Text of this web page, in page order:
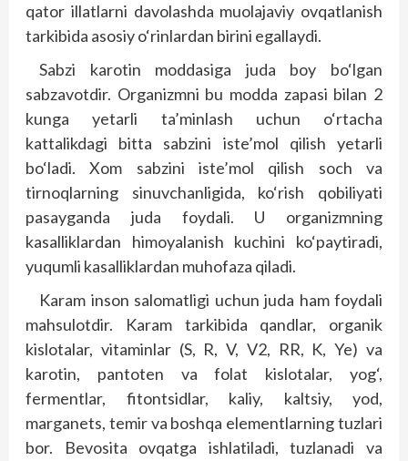
qator illatlarni davolashda muolajaviy ovqatlanish
tarkibida asosiy o‘rinlardan birini egallaydi.
Sabzi karotin moddasiga juda boy bo‘lgan
sabzavotdir. Organizmni bu modda zapasi bilan 2
kunga yetarli ta’minlash uchun o‘rtacha
kattalikdagi bitta sabzini iste’mol qilish yetarli
bo‘ladi. Xom sabzini iste’mol qilish soch va
tirnoqlarning sinuvchanligida, ko‘rish qobiliyati
pasayganda juda foydali. U organizmning
kasalliklardan himoyalanish kuchini ko‘paytiradi,
yuqumli kasalliklardan muhofaza qiladi.
Karam inson salomatligi uchun juda ham foydali
mahsulotdir. Karam tarkibida qandlar, organik
kislotalar, vitaminlar (S, R, V, V2, RR, K, Ye) va
karotin, pantoten va folat kislotalar, yog‘,
fermentlar, fitontsidlar, kaliy, kaltsiy, yod,
marganets, temir va boshqa elementlarning tuzlari
bor. Bevosita ovqatga ishlatiladi, tuzlanadi va